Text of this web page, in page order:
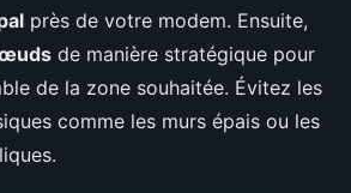
près de votre modem. Ensuite,
de manière stratégique pour
de la zone souhaitée. Évitez les
comme les murs épais ou les